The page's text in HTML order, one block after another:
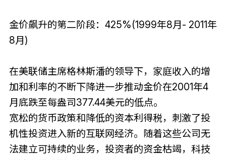
金价飙升的第二阶段：425%(1999年8月- 2011年
8月)
在美联储主席格林斯潘的领导下，家庭收入的增
加和利率的不断下降进一步推动金价在2001年4
月底跌至每盎司377.44美元的低点。
宽松的货币政策和降低的资本利得税，刺激了投
机性投资进入新的互联网经济。随着这些公司无
法建立可持续的业务，投资者的资金枯竭，科技